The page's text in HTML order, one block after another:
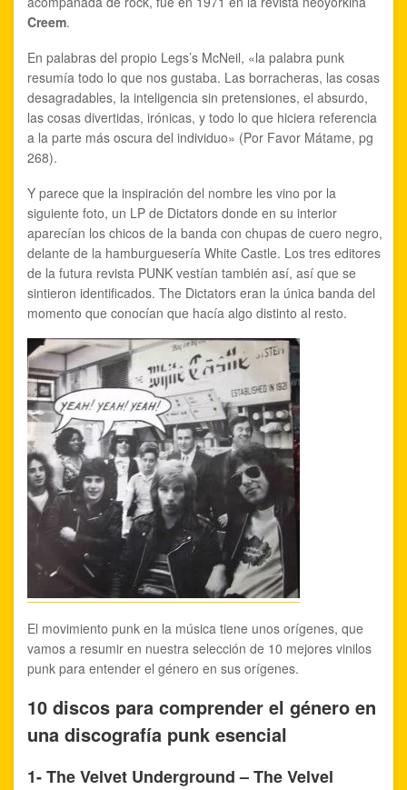
Creem.
En palabras del propio Legs’s McNeil, «la palabra punk
resumía todo lo que nos gustaba. Las borracheras, las cosas
desagradables, la inteligencia sin pretensiones, el absurdo,
las cosas divertidas, irónicas, y todo lo que hiciera referencia
a la parte más oscura del individuo» (Por Favor Mátame, pg
268).
Y parece que la inspiración del nombre les vino por la
siguiente foto, un LP de Dictators donde en su interior
aparecían los chicos de la banda con chupas de cuero negro,
delante de la hamburguesería White Castle. Los tres editores
de la futura revista PUNK vestían también así, así que se
sintieron identificados. The Dictators eran la única banda del
momento que conocían que hacía algo distinto al resto.
El movimiento punk en la música tiene unos orígenes, que
vamos a resumir en nuestra selección de 10 mejores vinilos
punk para entender el género en sus orígenes.
10 discos para comprender el género en
una discografía punk esencial
1- The Velvet Underground – The Velvel